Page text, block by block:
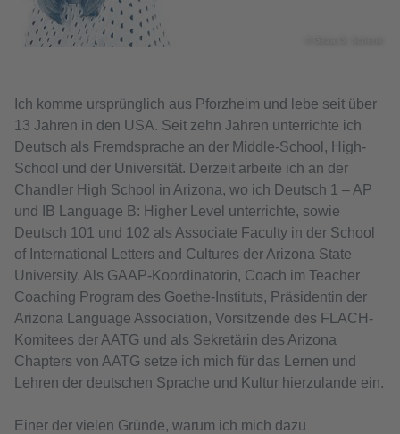
Ich komme ursprünglich aus Pforzheim und lebe seit über
13 Jahren in den USA. Seit zehn Jahren unterrichte ich
Deutsch als Fremdsprache an der Middle-School, High-
School und der Universität. Derzeit arbeite ich an der
Chandler High School in Arizona, wo ich Deutsch 1 – AP
und IB Language B: Higher Level unterrichte, sowie
Deutsch 101 und 102 als Associate Faculty in der School
of International Letters and Cultures der Arizona State
University. Als GAAP-Koordinatorin, Coach im Teacher
Coaching Program des Goethe-Instituts, Präsidentin der
Arizona Language Association, Vorsitzende des FLACH-
Komitees der AATG und als Sekretärin des Arizona
Chapters von AATG setze ich mich für das Lernen und
Lehren der deutschen Sprache und Kultur hierzulande ein.
Einer der vielen Gründe, warum ich mich dazu